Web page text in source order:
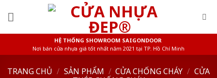
HỆ THỐNG SHOWROOM SAIGONDOOR
Nơi bán cửa nhựa giá tốt nhất năm 2021 tại TP. Hồ Chí Minh
TRANG CHỦ / SẢN PHẨM / CỬA CHỐNG CHÁY / CỬA